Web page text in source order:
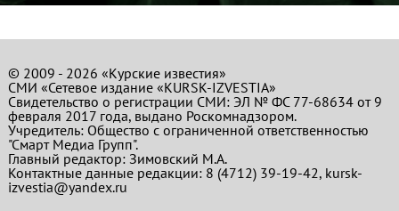
© 2009 - 2026 «Курские известия»
СМИ «Сетевое издание «KURSK-IZVESTIA»
Свидетельство о регистрации СМИ: ЭЛ № ФС 77-68634 от 9
февраля 2017 года, выдано Роскомнадзором.
Учредитель: Общество с ограниченной ответственностью
"Смарт Медиа Групп".
Главный редактор:Зимовский М.А.
Контактные данные редакции: 8 (4712) 39-19-42, kursk-
izvestia@yandex.ru